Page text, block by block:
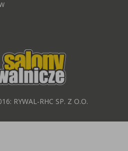
RYWAL-RHC SP. Z O.O.